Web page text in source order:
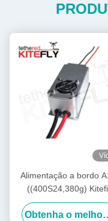
Alimentação a bordo
((400S24,380g)
Obtenha